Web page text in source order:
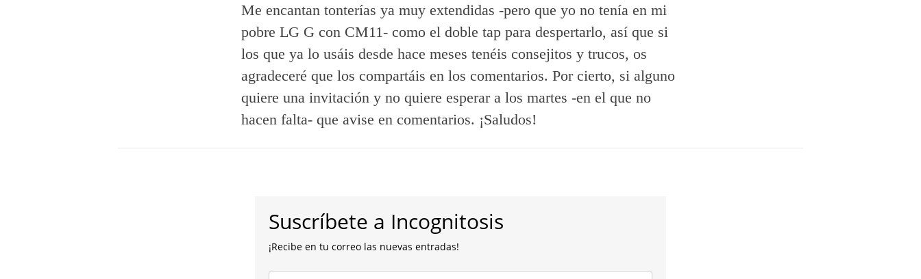
Me encantan tonterías ya muy extendidas -pero que yo no tenía en mi
pobre LG G con CM11- como el doble tap para despertarlo, así que si
los que ya lo usáis desde hace meses tenéis consejitos y trucos, os
agradeceré que los compartáis en los comentarios. Por cierto, si alguno
quiere una invitación y no quiere esperar a los martes -en el que no
hacen falta- que avise en comentarios. ¡Saludos!
Suscríbete a Incognitosis
¡Recibe en tu correo las nuevas entradas!
Escribe